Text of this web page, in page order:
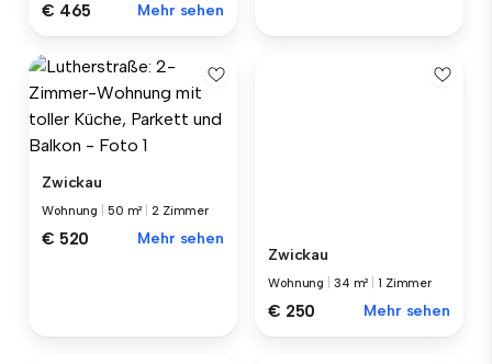
€ 465 Mehr sehen
Zwickau
Wohnung 50 m² |2 Zimmer
€ 520
Mehr sehen
Zwickau
Wohnung 34 m² |1 Zimmer
€ 250 Mehr sehen